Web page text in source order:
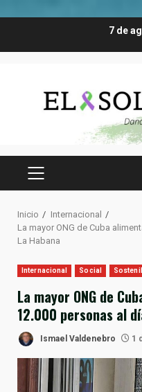
7 de
MENÚ
Inicio
Internacional
La mayor ONG de Cuba
La Habana
Internacional Social
La mayor ONG de
12.000 personas al
Ismael Valdenebro 1